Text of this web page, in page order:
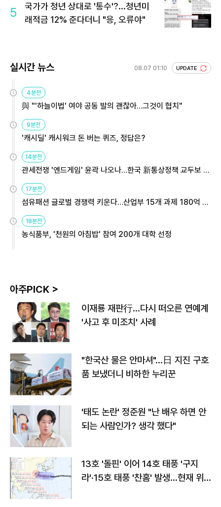
5
국가가 청년 상대로 '통수'?...청년미
래적금 12% 준다더니 "응, 오류야"
실시간 뉴스 08.07 01:10 UPDATE
4분전
與 "'하늘이법' 여야 공동 발의 괜찮아…그것이 협치"
9분전
'캐시딜' 캐시워크 돈 버는 퀴즈, 정답은?
14분전
관세전쟁 '엔드게임' 윤곽 나오나…한국 新통상정책 교두보 활
17분전
섬유패션 글로벌 경쟁력 키운다…산업부 15개 과제 180억 지
18분전
농식품부, '천원의 아침밥' 참여 200개 대학 선정
아주PICK >
이재룡 재판行…다시 떠오른 연예계
'사고 후 미조치' 사례
"한국산 물은 안마셔"…日 지진 구호
품 보냈더니 비하한 누리꾼
'태도 논란' 정준원 "난 배우 하면 안
되는 사람인가? 생각 했다"
13호 '돌핀' 이어 14호 태풍 '구지
라'·15호 태풍 '찬홈' 발생…현재 위